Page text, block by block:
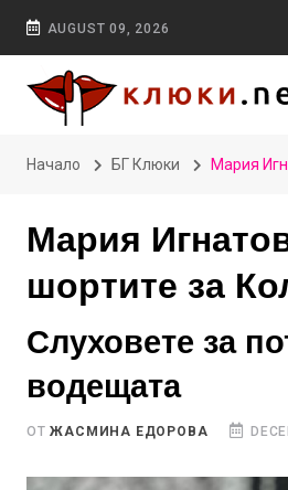
AUGUST 09, 2026
Начало БГ Клюки Мария
Мария
шортите за
Слуховете за
водещата
ОТЖАСМИНА ЕДОРОВА